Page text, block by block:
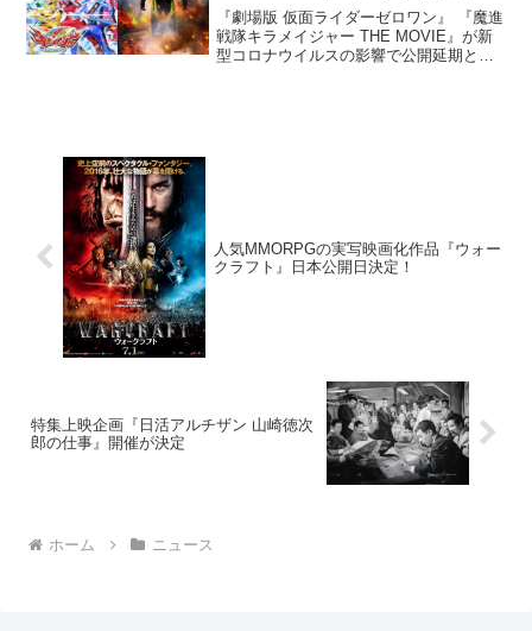
影響で公開延期へ
『劇場版 仮面ライダーゼロワン』 『魔進
戦隊キラメイジャー THE MOVIE』が新
型コロナウイルスの影響で公開延期とな
人気MMORPGの実写映画化作品『ウォー
クラフト』日本公開日決定！
特集上映企画『日活アルチザン 山崎徳次
郎の仕事』開催が決定
ホーム ニュース